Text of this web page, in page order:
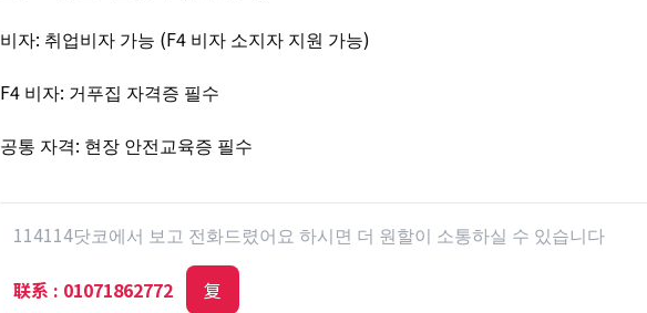
비자: 취업비자 가능 (F4 비자 소지자 지원 가능)
F4 비자: 거푸집 자격증 필수
공통 자격: 현장 안전교육증 필수
114114닷코에서 보고 전화드렸어요 하시면 더 원할이 소통하실 수 있습니다
联系 : 01071862772 复